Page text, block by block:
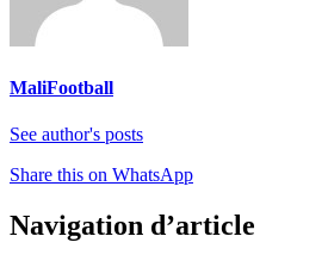
MaliFootball
See author's posts
Share this on WhatsApp
Navigation d’article